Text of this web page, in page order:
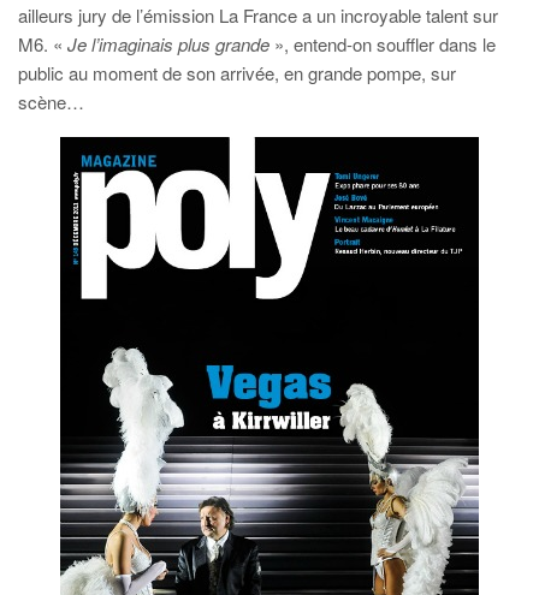
ailleurs jury de l’émission La France a un incroyable talent sur
M6. « Je l’imaginais plus grande », entend-on souffler dans le
public au moment de son arrivée, en grande pompe, sur
scène…